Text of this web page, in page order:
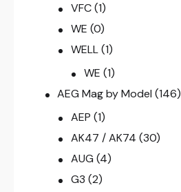
VFC (1)
WE (0)
WELL (1)
WE (1)
AEG Mag by Model (146)
AEP (1)
AK47 / AK74 (30)
AUG (4)
G3 (2)